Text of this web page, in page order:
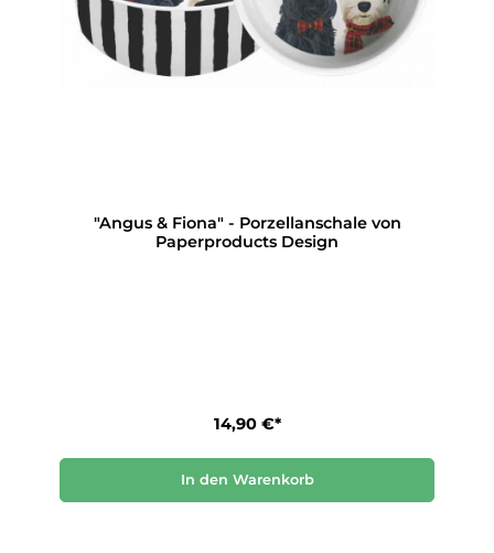
"Angus & Fiona" - Porzellanschale von
Paperproducts Design
14,90 €*
In den Warenkorb